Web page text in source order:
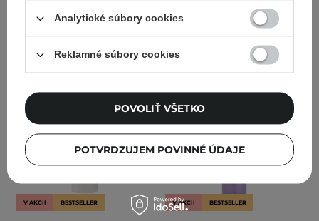
13,90 €
V AKCII BESTSELLER V AKCII BESTSELLER
Analytické súbory cookies
Reklamné súbory cookies
POTVRDZUJEM POVINNÉ ÚDAJE
POVOLIŤ VŠETKO